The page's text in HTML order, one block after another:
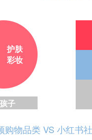
购物品类 VS 小红书
护肤
彩妆
子